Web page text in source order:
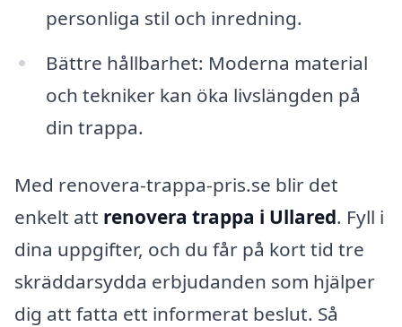
personliga stil och inredning.
Bättre hållbarhet: Moderna material
och tekniker kan öka livslängden på
din trappa.
Med renovera-trappa-pris.se blir det
enkelt att renovera trappa i Ullared. Fyll i
dina uppgifter, och du får på kort tid tre
skräddarsydda erbjudanden som hjälper
dig att fatta ett informerat beslut. Så